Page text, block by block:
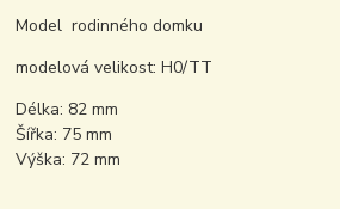
Model rodinného domku
modelová velikost: H0/TT
Délka: 82 mm
Šířka: 75 mm
Výška: 72 mm